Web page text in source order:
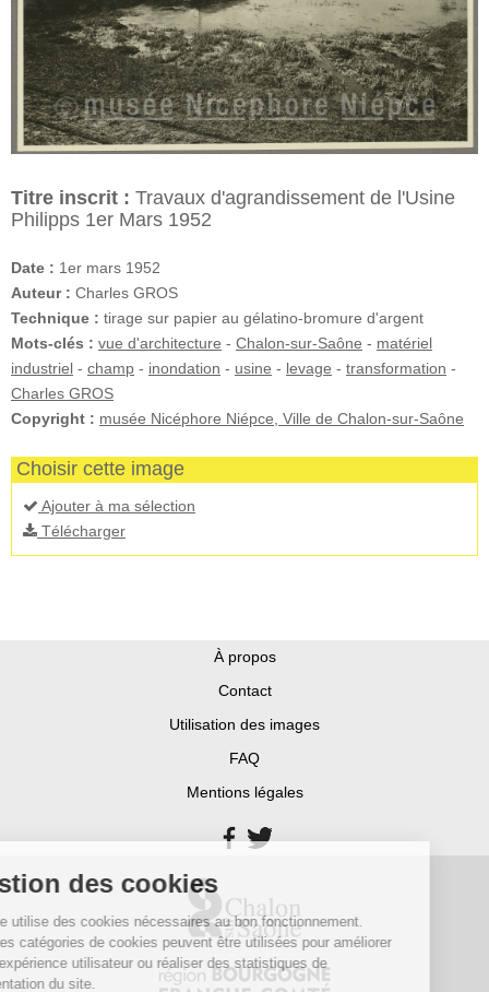
Titre inscrit : Travaux d'agrandissement de l'Usine
Philipps 1er Mars 1952
Date : 1er mars 1952
Auteur : Charles GROS
Technique : tirage sur papier au gélatino-bromure d'argent
Mots-clés : vue d'architecture - Chalon-sur-Saône - matériel
industriel - champ - inondation - usine - levage - transformation -
Charles GROS
Copyright : musée Nicéphore Niépce, Ville de Chalon-sur-Saône
Choisir cette image
Ajouter à ma sélection
Télécharger
À propos
Contact
Utilisation des images
FAQ
Mentions légales
Gestion des cookies
Ce site utilise des cookies nécessaires au bon fonctionnement.
D’autres catégories de cookies peuvent être utilisées pour améliorer
votre expérience utilisateur ou réaliser des statistiques de
fréquentation du site.